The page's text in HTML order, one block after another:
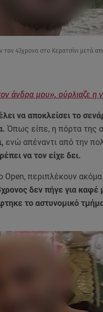
τον 43χρονο στο Κερατσίνι μετά
άνδρα μου», ούρλιαζε η
να αποκλείσει το
Όπως είπε, η πόρτα της
ενώ απέναντι από την
να τον είχε δει.
περιπλέκουν
δεν πήγε για καφέ
το αστυνομικό